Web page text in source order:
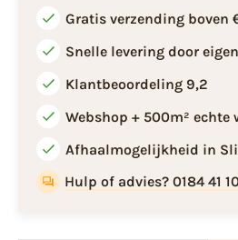
Gratis verzending boven
Snelle levering door
Klantbeoordeling 9,2
Webshop + 500m² echte
Afhaalmogelijkheid in
Hulp of advies? 0184 41